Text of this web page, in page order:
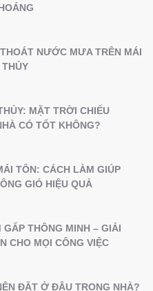
NƯỚC MƯA TRÊN MÁI
MẶT TRỜI CHIẾU
CÓ TỐT KHÔNG?
TÔN: CÁCH LÀM GIÚP
GIÓ HIỆU QUẢ
GẤP THÔNG MINH – GIẢI
CHO MỌI CÔNG VIỆC
ĐẶT Ở ĐÂU TRONG NHÀ?